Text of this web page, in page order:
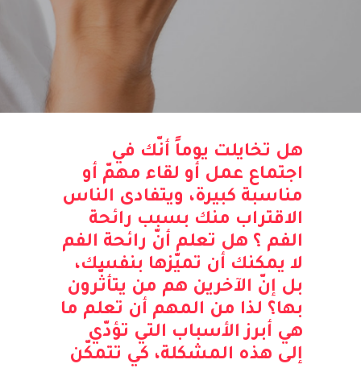
ENGLISH
هل تخايلت يوماً أنّك في
اجتماع عمل أو لقاء مهمّ أو
مناسبة كبيرة، ويتفادى الناس
الاقتراب منك بسبب رائحة
الفم ؟ هل تعلم أنّ رائحة الفم
لا يمكنك أن تميّزها بنفسك،
بل إنّ الآخرين هم من يتأثّرون
بها؟ لذا من المهم أن تعلم ما
هي أبرز الأسباب التي تؤدّي
إلى هذه المشكلة، كي تتمكّن